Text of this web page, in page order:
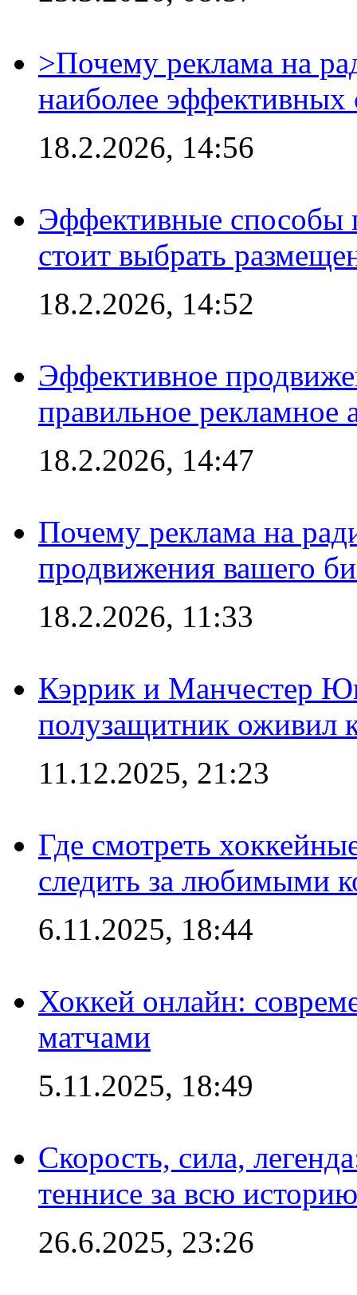
>Почему реклама на
наиболее эффективных
18.2.2026, 14:56
Эффективные способы
стоит выбрать
18.2.2026, 14:52
Эффективное
правильное рекламное
18.2.2026, 14:47
Почему реклама на
продвижения вашего
18.2.2026, 11:33
Кэррик и Манчестер
полузащитник оживил
11.12.2025, 21:23
Где смотреть
следить за любимыми
6.11.2025, 18:44
Хоккей онлайн:
матчами
5.11.2025, 18:49
Скорость, сила,
теннисе за всю историю
26.6.2025, 23:26